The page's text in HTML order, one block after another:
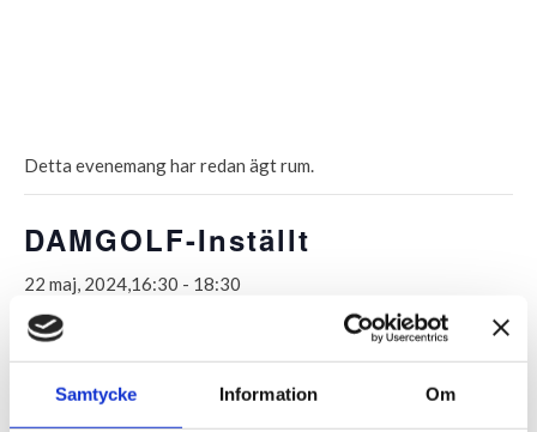
Samtycke Information Om
Detta evenemang har redan ägt rum.
DAMGOLF-Inställt
22 maj, 2024,16:30 - 18:30
Anmälan sker via Min Golf till damgolfen. Man kan önska
sen eller tidig start vid anmälan. Se fullständigt